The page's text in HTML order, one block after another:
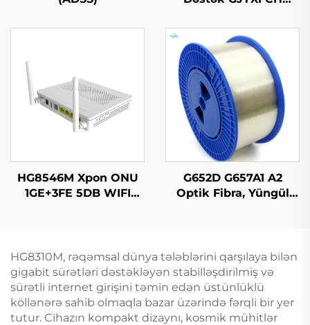
HG8546M Xpon ONU
1GE+3FE 5DB WIFI
G652D G657A1 A2
Optik Fibra, Yüngül
HG8310M, rəqəmsal dünya tələblərini qarşılaya bilən
gigabit sürətləri dəstəkləyən stabilləşdirilmiş və
sürətli internet girişini təmin edən üstünlüklü
köllənərə sahib olmaqla bazar üzərində fərqli bir yer
tutur. Cihazın kompakt dizaynı, kosmik mühitlər